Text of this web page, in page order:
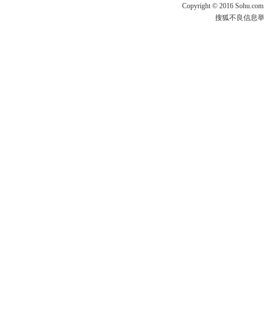
Copyright © 2016
搜狐不良信息